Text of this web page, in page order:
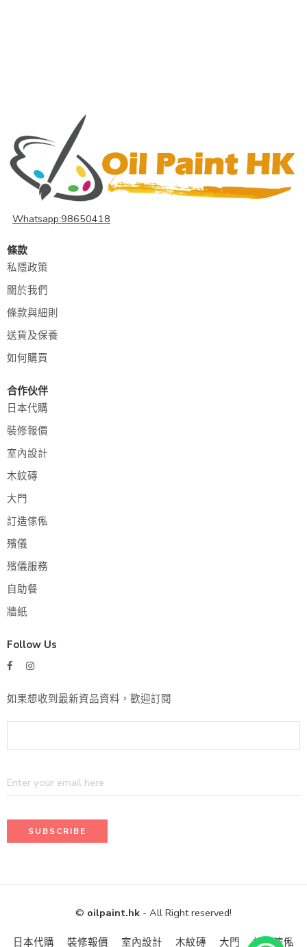
Whatsapp:98650418
條款
私隱政策
關於我們
條款與細則
送貨及保養
如何購買
合作伙伴
日本代購
裝修報價
室內設計
木紋磚
大門
訂造傢俬
殯儀
殯儀服務
自助餐
牆紙
Follow Us
如果想收到最新資品資料，歡迎訂閱
© oilpaint.hk - All Right reserved!
日本代購 裝修報價 室內設計 木紋磚 大門 訂造傢俬